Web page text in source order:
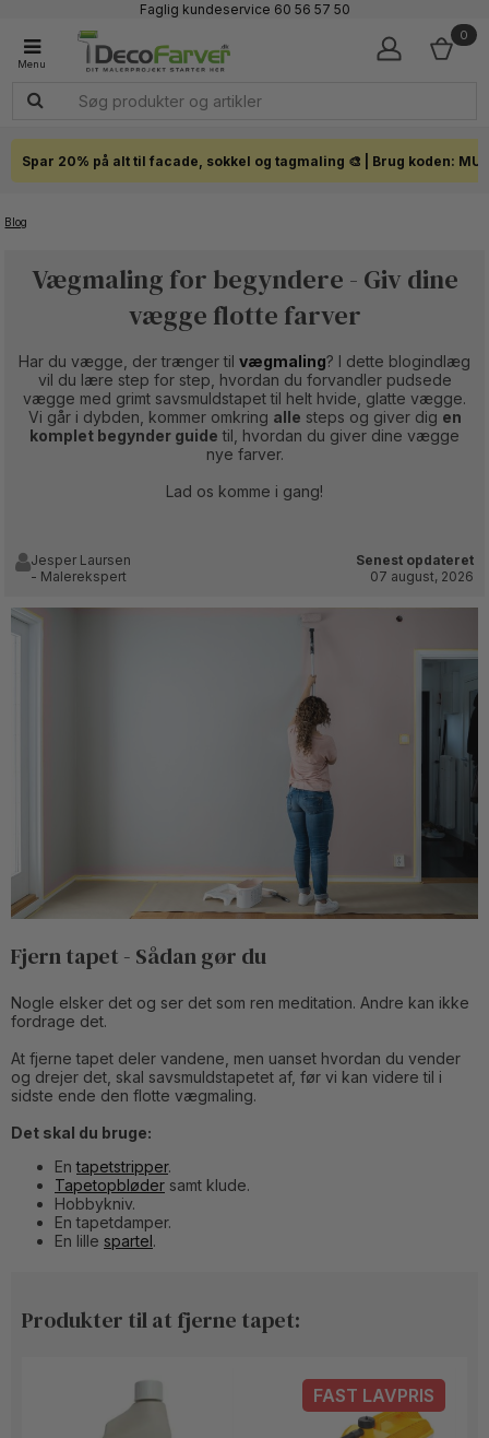
Faglig kundeservice 60 56 57 50
Click & Collect i hele landet
0
Spar 20% på alt til facade, sokkel og tagmaling 🎨 | Brug koden:
Blog
Vægmaling for begyndere - Giv dine
vægge flotte farver
Har du vægge, der trænger til vægmaling? I dette blogindlæg
vil du lære step for step, hvordan du forvandler pudsede
vægge med grimt savsmuldstapet til helt hvide, glatte vægge.
Vi går i dybden, kommer omkring alle steps og giver dig en
komplet begynder guide til, hvordan du giver dine vægge
nye farver.
Lad os komme i gang!
Jesper Laursen
- Malerekspert
Senest opdateret
07 august, 2026
Fjern tapet - Sådan gør du
Nogle elsker det og ser det som ren meditation. Andre kan ikke
fordrage det.
At fjerne tapet deler vandene, men uanset hvordan du vender
og drejer det, skal savsmuldstapetet af, før vi kan videre til i
sidste ende den flotte vægmaling.
Det skal du bruge:
Entapetstripper.
Tapetopbløder samt klude.
Hobbykniv.
En tapetdamper.
En lille spartel.
Produkter til at fjerne tapet:
FAST LAVPRIS